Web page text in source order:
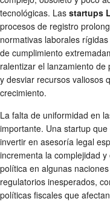
tecnológicas. Las startups
procesos de registro
normativas laborales
de cumplimiento
ralentizar el lanzamiento
y desviar recursos valiosos
crecimiento.
La falta de uniformidad en
importante. Una startup
invertir en asesoría legal
incrementa la complejidad
política en algunas
regulatorios inesperados,
políticas fiscales que